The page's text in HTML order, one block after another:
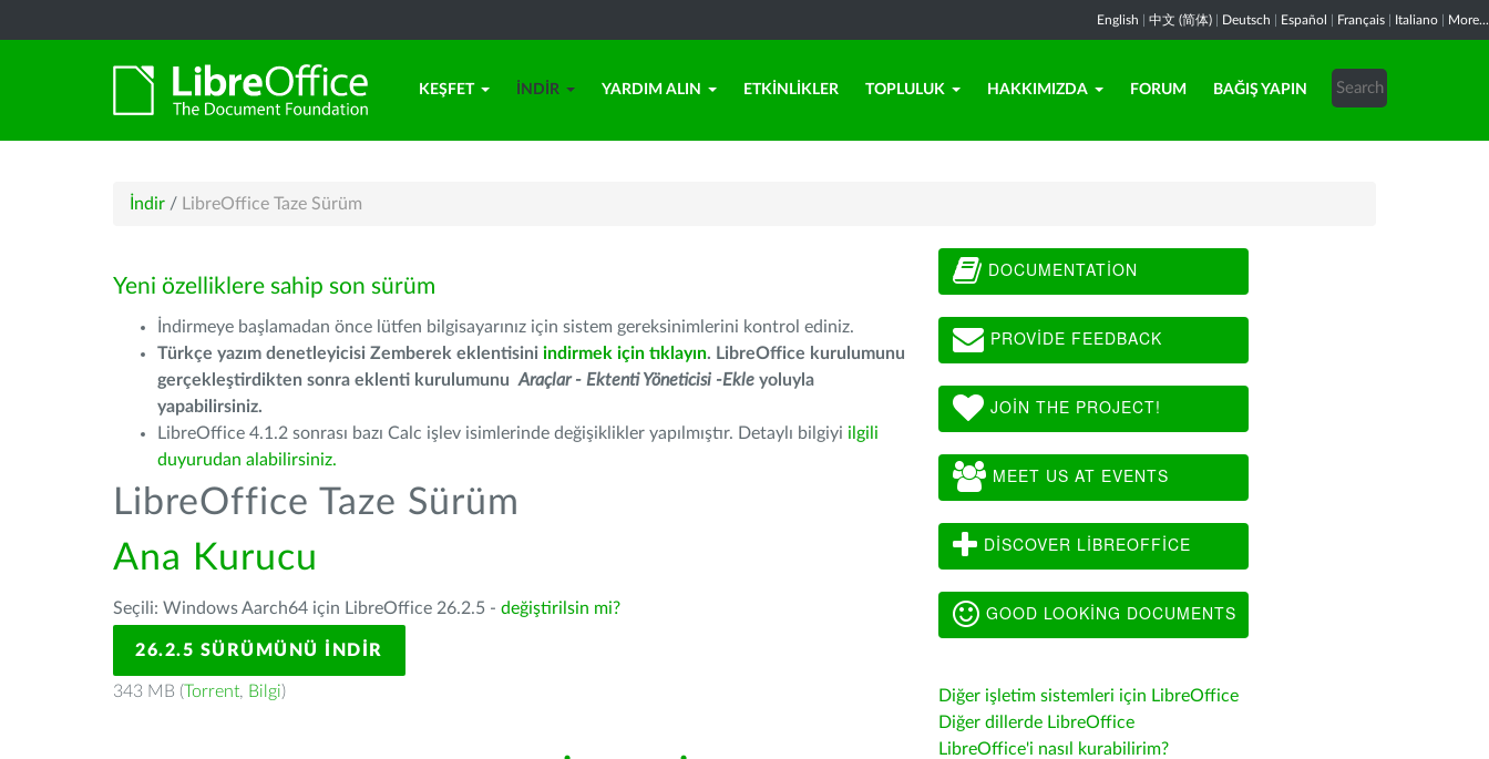
English 中文 (简体) Deutsch Español Français Italiano More...
KEŞFET İNDIR YARDIM ALIN ETKINLIKLER TOPLULUK HAKKIMIZDA FORUM BAĞIŞ YAPIN
İndir / LibreOffice Taze Sürüm
Yeni özelliklere sahip son sürüm
İndirmeye başlamadan önce lütfen bilgisayarınız için sistem gereksinimlerini kontrol ediniz.
Türkçe yazım denetleyicisi Zemberek eklentisini indirmek için tıklayın. LibreOffice kurulumunu
gerçekleştirdikten sonra eklenti kurulumunu Araçlar - Ektenti Yöneticisi -Ekle yoluyla
yapabilirsiniz.
LibreOffice 4.1.2 sonrası bazı Calc işlev isimlerinde değişiklikler yapılmıştır. Detaylı bilgiyi ilgili
duyurudan alabilirsiniz.
LibreOffice Taze Sürüm
Ana Kurucu
Seçili: Windows Aarch64 için LibreOffice 26.2.5 - değiştirilsin mi?
26.2.5 SÜRÜMÜNÜ İNDIR
343 MB (Torrent, Bilgi)
DOCUMENTATION
PROVIDE FEEDBACK
JOIN THE PROJECT!
MEET US AT EVENTS
DISCOVER LIBREOFFICE
GOOD LOOKING DOCUMENTS
Diğer işletim sistemleri için LibreOffice
Diğer dillerde LibreOffice
LibreOffice'i nasıl kurabilirim?